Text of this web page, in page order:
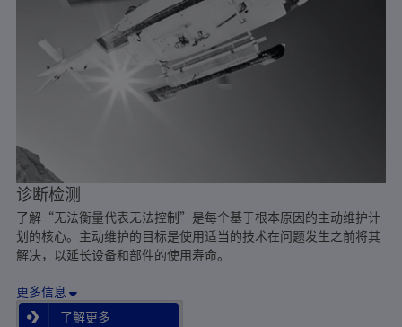
诊断检测
了解“无法衡量代表无法控制”是每个基于根本原因的主动维护计
划的核心。主动维护的目标是使用适当的技术在问题发生之前将其
解决，以延长设备和部件的使用寿命。
更多信息
了解更多